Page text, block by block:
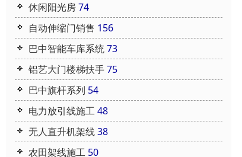
休闲阳光房74
自动伸缩门销售 156
巴中智能车库系统73
铝艺大门楼梯扶手75
巴中旗杆系列 54
电力放引线施工48
无人直升机架线38
农田架线施工 50